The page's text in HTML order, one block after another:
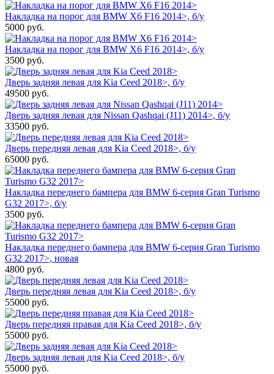
Накладка на порог для BMW X6 F16 2014>, б/у
5000 руб.
Накладка на порог для BMW X6 F16 2014>, б/у
3500 руб.
Дверь задняя левая для Kia Ceed 2018>, б/у
49500 руб.
Дверь задняя левая для Nissan Qashqai (J11) 2014>, б/у
33500 руб.
Дверь передняя левая для Kia Ceed 2018>, б/у
65000 руб.
Накладка переднего бампера для BMW 6-серия Gran Turismo
G32 2017>, б/у
3500 руб.
Накладка переднего бампера для BMW 6-серия Gran Turismo
G32 2017>, новая
4800 руб.
Дверь передняя левая для Kia Ceed 2018>, б/у
55000 руб.
Дверь передняя правая для Kia Ceed 2018>, б/у
55000 руб.
Дверь задняя левая для Kia Ceed 2018>, б/у
55000 руб.